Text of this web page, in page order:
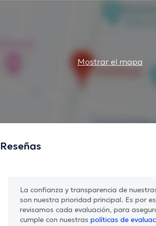
Mostrar el mapa
Reseñas
La confianza y transparencia de
son nuestra prioridad principal. Es por
revisamos cada evaluación, para
cumple con nuestras políticas de